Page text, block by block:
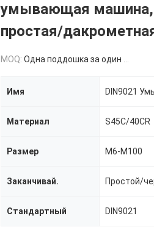
умывающая машина,
простая/
MOQ: Одна поддошка за один размер
Имя
Материал S45C/40CR
Размер M6-M100
Заканчивай. Простой/
Стандартный DIN9021